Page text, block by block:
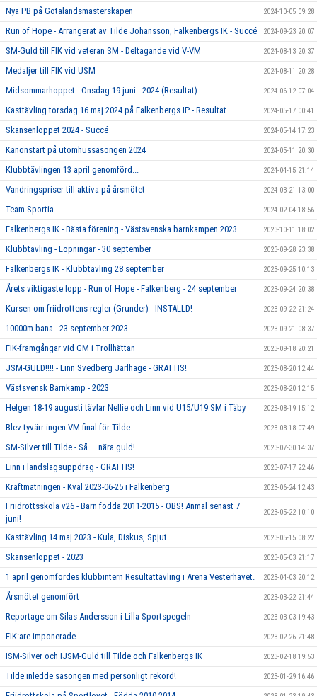
Nya PB på Götalandsmästerskapen 2024-10-05 09:28
Run of Hope - Arrangerat av Tilde Johansson, Falkenbergs IK - Succé 2024-09-23 20:07
SM-Guld till FIK vid veteran SM - Deltagande vid V-VM 2024-08-13 20:37
Medaljer till FIK vid USM 2024-08-11 20:28
Midsommarhoppet - Onsdag 19 juni - 2024 (Resultat) 2024-06-12 07:04
Kasttävling torsdag 16 maj 2024 på Falkenbergs IP - Resultat 2024-05-17 00:41
Skansenloppet 2024 - Succé 2024-05-14 17:23
Kanonstart på utomhussäsongen 2024 2024-05-11 20:30
Klubbtävlingen 13 april genomförd... 2024-04-15 21:14
Vandringspriser till aktiva på årsmötet 2024-03-21 13:00
Team Sportia 2024-02-04 18:56
Falkenbergs IK - Bästa förening - Västsvenska barnkampen 2023 2023-10-11 18:02
Klubbtävling - Löpningar - 30 september 2023-09-28 23:38
Falkenbergs IK - Klubbtävling 28 september 2023-09-25 10:13
Årets viktigaste lopp - Run of Hope - Falkenberg - 24 september 2023-09-24 20:38
Kursen om friidrottens regler (Grunder) - INSTÄLLD! 2023-09-22 21:24
10000m bana - 23 september 2023 2023-09-21 08:37
FIK-framgångar vid GM i Trollhättan 2023-09-18 20:21
JSM-GULD!!!! - Linn Svedberg Jarlhage - GRATTIS! 2023-08-20 12:44
Västsvensk Barnkamp - 2023 2023-08-20 12:15
Helgen 18-19 augusti tävlar Nellie och Linn vid U15/U19 SM i Täby 2023-08-19 15:12
Blev tyvärr ingen VM-final för Tilde 2023-08-18 07:49
SM-Silver till Tilde - Så.... nära guld! 2023-07-30 14:37
Linn i landslagsuppdrag - GRATTIS! 2023-07-17 22:46
Kraftmätningen - Kval 2023-06-25 i Falkenberg 2023-06-24 12:43
Friidrottsskola v26 - Barn födda 2011-2015 - OBS! Anmäl senast 7
juni!
2023-05-22 10:10
Kasttävling 14 maj 2023 - Kula, Diskus, Spjut 2023-05-15 08:22
Skansenloppet - 2023 2023-05-03 21:17
1 april genomfördes klubbintern Resultattävling i Arena Vesterhavet. 2023-04-03 20:12
Årsmötet genomfört 2023-03-22 21:44
Reportage om Silas Andersson i Lilla Sportspegeln 2023-03-03 19:43
FIK:are imponerade 2023-02-26 21:48
ISM-Silver och IJSM-Guld till Tilde och Falkenbergs IK 2023-02-18 19:53
Tilde inledde säsongen med personligt rekord! 2023-01-29 16:46